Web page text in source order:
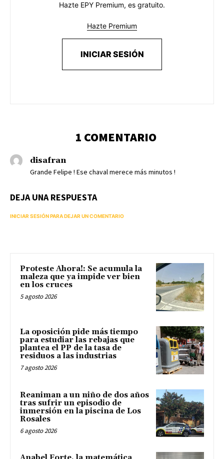
Hazte EPY Premium, es gratuito.
Hazte Premium
INICIAR SESIÓN
1 COMENTARIO
disafran
Grande Felipe ! Ese chaval merece más minutos !
DEJA UNA RESPUESTA
INICIAR SESIÓN PARA DEJAR UN COMENTARIO
Proteste Ahora!: Se acumula la
maleza que ya impide ver bien
en los cruces
5 agosto 2026
La oposición pide más tiempo
para estudiar las rebajas que
plantea el PP de la tasa de
residuos a las industrias
7 agosto 2026
Reaniman a un niño de dos años
tras sufrir un episodio de
inmersión en la piscina de Los
Rosales
6 agosto 2026